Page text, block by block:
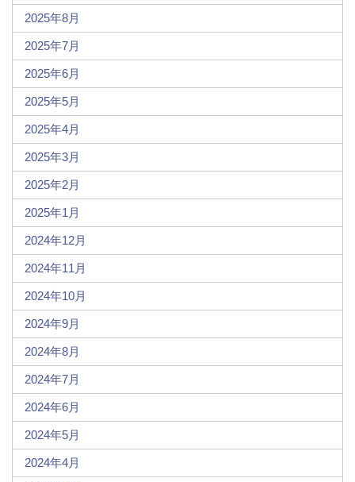
2025年8月
2025年7月
2025年6月
2025年5月
2025年4月
2025年3月
2025年2月
2025年1月
2024年12月
2024年11月
2024年10月
2024年9月
2024年8月
2024年7月
2024年6月
2024年5月
2024年4月